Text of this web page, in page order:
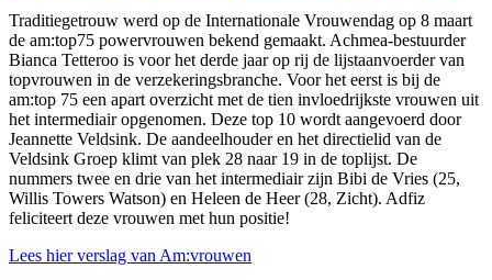
Traditiegetrouw werd op de Internationale Vrouwendag op 8 maart
de am:top75 powervrouwen bekend gemaakt. Achmea-bestuurder
Bianca Tetteroo is voor het derde jaar op rij de lijstaanvoerder van
topvrouwen in de verzekeringsbranche. Voor het eerst is bij de
am:top 75 een apart overzicht met de tien invloedrijkste vrouwen uit
het intermediair opgenomen. Deze top 10 wordt aangevoerd door
Jeannette Veldsink. De aandeelhouder en het directielid van de
Veldsink Groep klimt van plek 28 naar 19 in de toplijst. De
nummers twee en drie van het intermediair zijn Bibi de Vries (25,
Willis Towers Watson) en Heleen de Heer (28, Zicht). Adfiz
feliciteert deze vrouwen met hun positie!
Lees hier verslag van Am:vrouwen